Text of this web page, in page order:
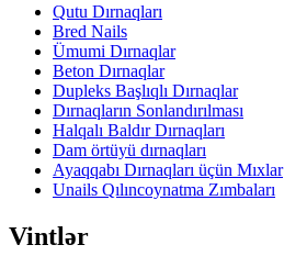
Qutu Dırnaqları
Bred Nails
Ümumi Dırnaqlar
Beton Dırnaqlar
Dupleks Başlıqlı Dırnaqlar
Dırnaqların Sonlandırılması
Halqalı Baldır Dırnaqları
Dam örtüyü dırnaqları
Ayaqqabı Dırnaqları üçün Mıxlar
Unails Qılıncoynatma Zımbaları
Vintlər